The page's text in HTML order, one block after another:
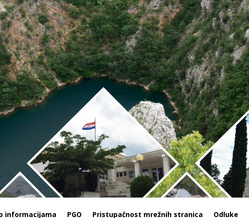
informacijama PGO Pristupačnost mrežnih stranica Odluke